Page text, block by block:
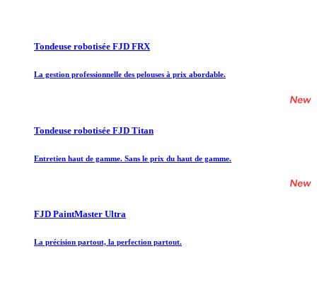
Tondeuse robotisée FJD FRX
La gestion professionnelle des pelouses à prix abordable.
Tondeuse robotisée FJD Titan
Entretien haut de gamme. Sans le prix du haut de gamme.
FJD PaintMaster Ultra
La précision partout, la perfection partout.